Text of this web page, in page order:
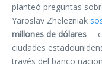
planteó preguntas
Yaroslav Zhelezniak
millones de dólares
ciudades
través del banco